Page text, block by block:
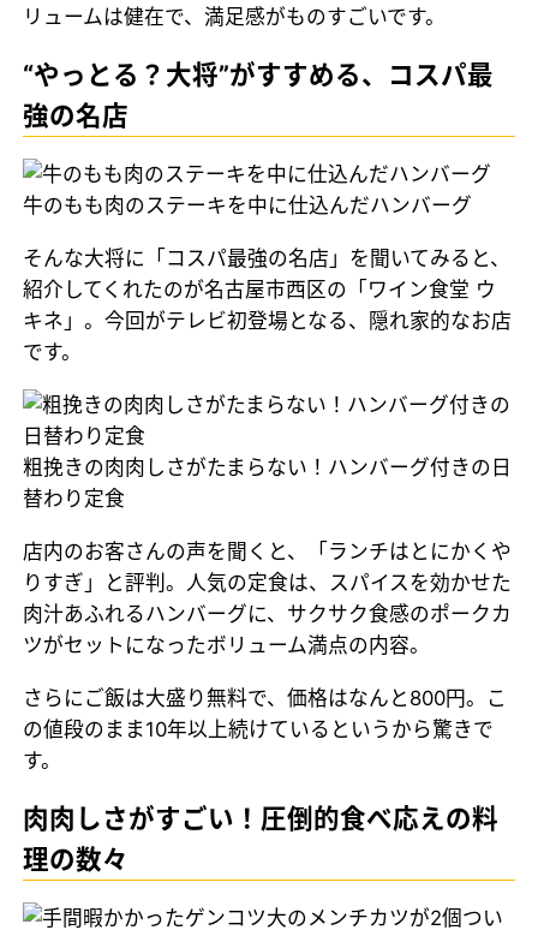
リュームは健在で、満足感がものすごいです。
“やっとる？大将”がすすめる、コスパ最
強の名店
牛のもも肉のステーキを中に仕込んだハンバーグ
そんな大将に「コスパ最強の名店」を聞いてみると、
紹介してくれたのが名古屋市西区の「ワイン食堂 ウ
キネ」。今回がテレビ初登場となる、隠れ家的なお店
です。
粗挽きの肉肉しさがたまらない！ハンバーグ付きの日
替わり定食
店内のお客さんの声を聞くと、「ランチはとにかくや
りすぎ」と評判。人気の定食は、スパイスを効かせた
肉汁あふれるハンバーグに、サクサク食感のポークカ
ツがセットになったボリューム満点の内容。
さらにご飯は大盛り無料で、価格はなんと800円。こ
の値段のまま10年以上続けているというから驚きで
す。
肉肉しさがすごい！圧倒的食べ応えの料
理の数々